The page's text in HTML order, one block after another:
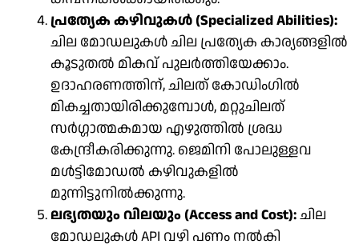
പ്രത്യേക കഴിവുകൾ (Specialized Abilities):
ചില മോഡലുകൾ ചില പ്രത്യേക കാര്യങ്ങളിൽ
കൂടുതൽ മികവ് പുലർത്തിയേക്കാം.
ഉദാഹരണത്തിന്, ചിലത് കോഡിംഗിൽ
മികച്ചതായിരിക്കുമ്പോൾ, മറ്റുചിലത്
സർഗ്ഗാത്മകമായ എഴുത്തിൽ ശ്രദ്ധ
കേന്ദ്രീകരിക്കുന്നു. ജെമിനി പോലുള്ളവ
മൾട്ടിമോഡൽ കഴിവുകളിൽ
മുന്നിട്ടുനിൽക്കുന്നു.
ലഭ്യതയും വിലയും (Access and Cost):ചില
മോഡലുകൾ API വഴി പണം നൽകി